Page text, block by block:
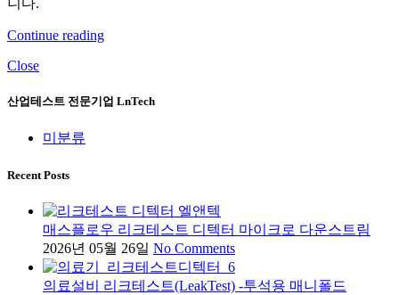
니다.
Continue reading
Close
산업테스트 전문기업 LnTech
미분류
Recent Posts
매스플로우 리크테스트 디텍터 마이크로 다운스트림
2026년 05월 26일 No Comments
의료설비 리크테스트(LeakTest) -투석용 매니폴드